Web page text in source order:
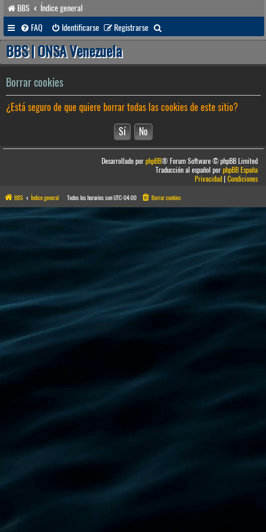
BBS
Índice general
FAQ
Identificarse Registrarse
u
a
r
BBS | ONSA Venezuela
Borrar cookies
¿Está seguro de que quiere borrar todas las cookies de este sitio?
Desarrollado porphpBB® Forum Software © phpBB Limited
Traducción al español porphpBB España
Privacidad|Condiciones
BBS Índice general Todos los horarios sonUTC-04:00 Borrar cookies